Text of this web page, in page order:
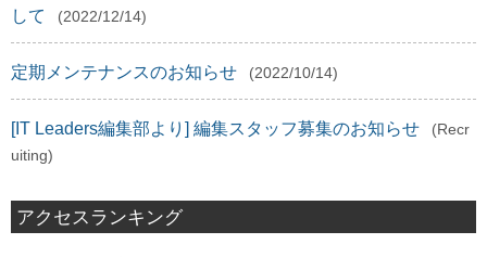
して
(2022/12/14)
定期メンテナンスのお知らせ (2022/10/14)
[IT Leaders編集部より] 編集スタッフ募集のお知らせ
(Recr
uiting)
アクセスランキング